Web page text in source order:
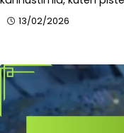
13/02/2026